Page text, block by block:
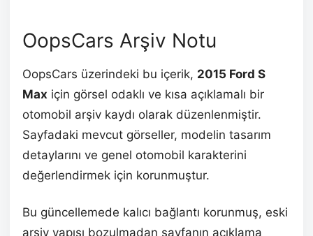
OopsCars Arşiv Notu
OopsCars üzerindeki bu içerik, 2015 Ford S
Max için görsel odaklı ve kısa açıklamalı bir
otomobil arşiv kaydı olarak düzenlenmiştir.
Sayfadaki mevcut görseller, modelin tasarım
detaylarını ve genel otomobil karakterini
değerlendirmek için korunmuştur.
Bu güncellemede kalıcı bağlantı korunmuş, eski
arşiv yapısı bozulmadan sayfanın açıklama